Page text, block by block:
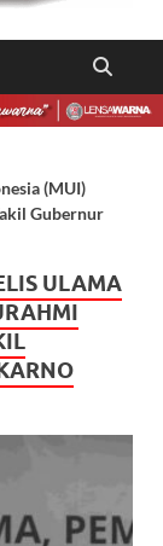
(MUI)
Gubernur
ULAMA